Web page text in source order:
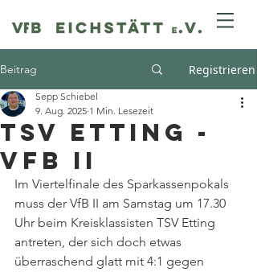
Beitrag Registrieren
TSV Etting -
VfB II
Sepp Schiebel
9. Aug. 2025 1 Min. Lesezeit
Im Viertelfinale des Sparkassenpokals
muss der VfB II am Samstag um 17.30
Uhr beim Kreisklassisten TSV Etting
antreten, der sich doch etwas
überraschend glatt mit 4:1 gegen